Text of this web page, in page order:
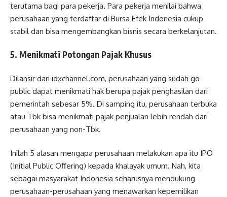
terutama bagi para pekerja. Para pekerja menilai bahwa
perusahaan yang terdaftar di Bursa Efek Indonesia cukup
stabil dan bisa mengembangkan bisnis secara berkelanjutan.
5. Menikmati Potongan Pajak Khusus
Dilansir dari idxchannel.com, perusahaan yang sudah go
public dapat menikmati hak berupa pajak penghasilan dari
pemerintah sebesar 5%. Di samping itu, perusahaan terbuka
atau Tbk bisa menikmati pajak penjualan lebih rendah dari
perusahaan yang non-Tbk.
Inilah 5 alasan mengapa perusahaan melakukan apa itu IPO
(Initial Public Offering) kepada khalayak umum. Nah, kita
sebagai masyarakat Indonesia seharusnya mendukung
perusahaan-perusahaan yang menawarkan kepemilikan